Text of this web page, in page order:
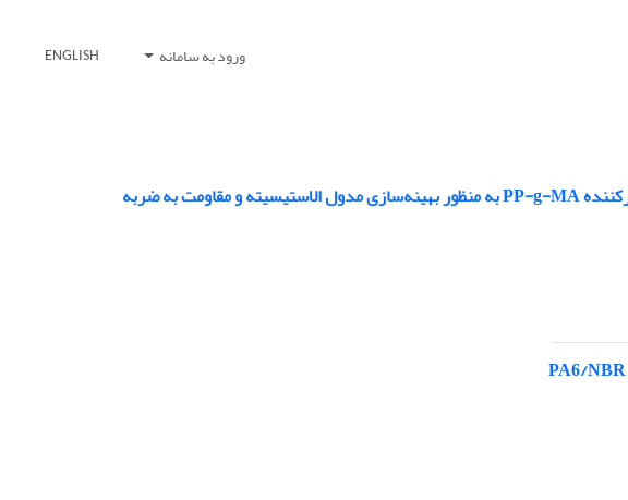
ورود به سامانه ENGLISH